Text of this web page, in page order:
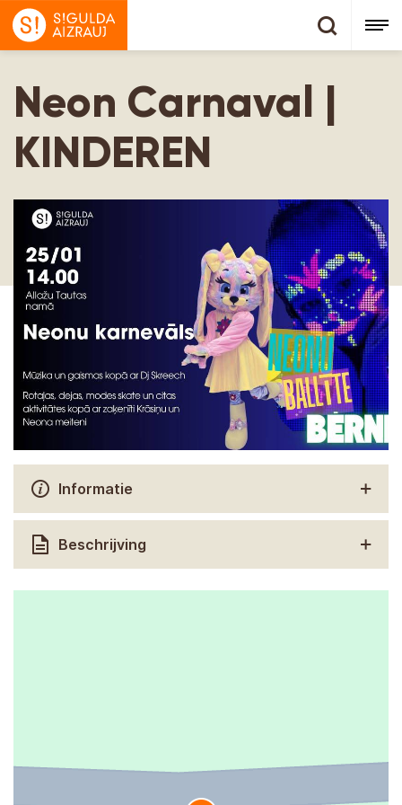
Neon Carnaval |
KINDEREN
Informatie
Beschrijving